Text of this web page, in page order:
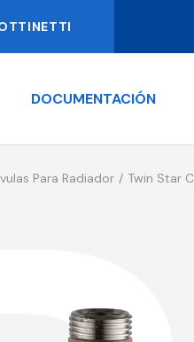
DOCUMENTACIÓN
Para Radiador Twin Star